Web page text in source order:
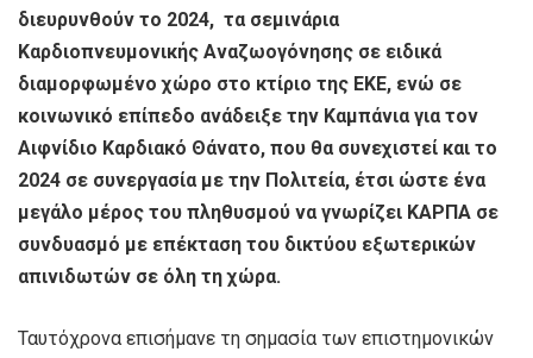
διευρυνθούν το 2024, τα σεμινάρια
Καρδιοπνευμονικής Αναζωογόνησης σε ειδικά
διαμορφωμένο χώρο στο κτίριο της ΕΚΕ, ενώ σε
κοινωνικό επίπεδο ανάδειξε την Καμπάνια για τον
Αιφνίδιο Καρδιακό Θάνατο, που θα συνεχιστεί και το
2024 σε συνεργασία με την Πολιτεία, έτσι ώστε ένα
μεγάλο μέρος του πληθυσμού να γνωρίζει ΚΑΡΠΑ σε
συνδυασμό με επέκταση του δικτύου εξωτερικών
απινιδωτών σε όλη τη χώρα.
Ταυτόχρονα επισήμανε τη σημασία των επιστημονικών